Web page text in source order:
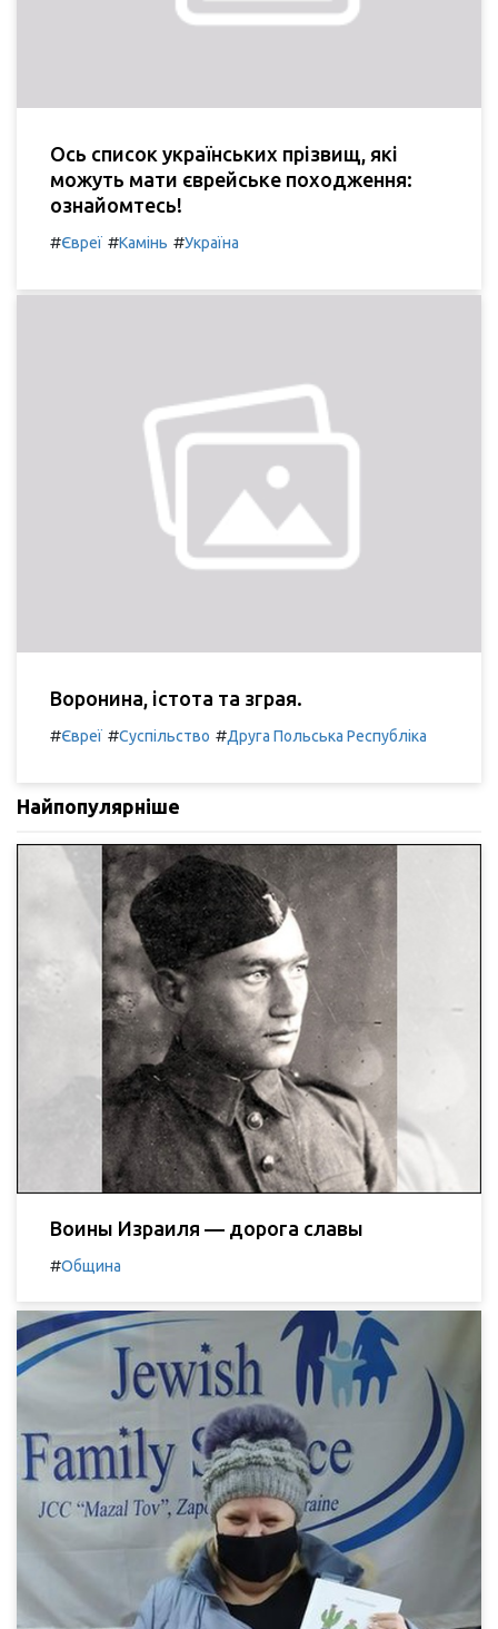
Ось список українських прізвищ, які
можуть мати єврейське походження:
ознайомтесь!
#Євреї #Камінь #Україна
Воронина, істота та зграя.
#Євреї #Суспільство #Друга Польська Республіка
Найпопулярніше
Воины Израиля — дорога славы
#Община